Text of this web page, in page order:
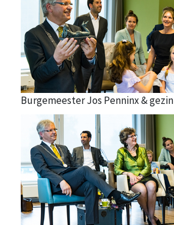
Burgemeester Jos Penninx & gezin